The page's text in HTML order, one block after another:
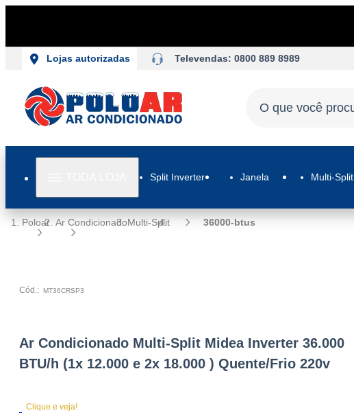
Lojas autorizadas Televendas: 0800 889 8989
Split Inverter Janela Multi-Split
Poloar Ar CondicionadoMulti-Split 36000-btus
Cód.: MT36CRSP3
Ar Condicionado Multi-Split Midea Inverter 36.000
BTU/h (1x 12.000 e 2x 18.000 ) Quente/Frio 220v
Clique e veja!